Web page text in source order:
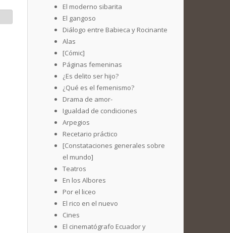
El moderno sibarita
El gangoso
Diálogo entre Babieca y Rocinante
Alas
[Cómic]
Páginas femeninas
¿Es delito ser hijo?
¿Qué es el femenismo?
Drama de amor-
Igualdad de condiciones
Arpegios
Recetario práctico
[Constataciones generales sobre
el mundo]
Teatros
En los Albores
Por el liceo
El rico en el nuevo
Cines
El cinematógrafo Ecuador y